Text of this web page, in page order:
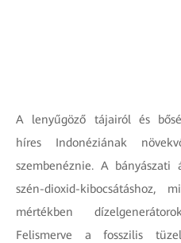
A lenyűgöző tájairól és
híres Indonéziának
szembenéznie. A
szén-dioxid-kibocsátáshoz,
mértékben
Felismerve a fosszilis